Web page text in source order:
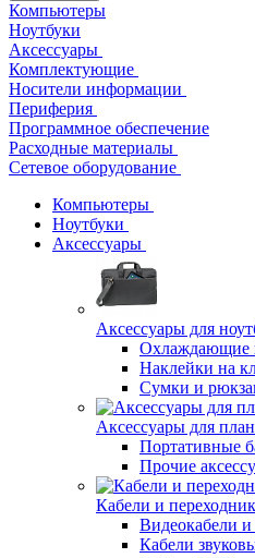
Компьютеры
Ноутбуки
Аксессуары
Комплектующие
Носители информации
Периферия
Программное обеспечение
Расходные материалы
Сетевое оборудование
Компьютеры
Ноутбуки
Аксессуары
Аксессуары для
Охлаждающие
Наклейки на
Сумки и
Аксессуары для
Портативные
Прочие
Кабели и
Видеокабели
Кабели